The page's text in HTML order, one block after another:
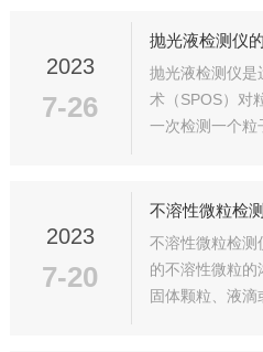
散射光来确定
于...
2023
7-26
抛光液检测仪
抛光液检测仪是
术（SPOS）对
一次检测一个粒
能够在测量粒
2023
7-20
不溶性微粒检
不溶性微粒检测
的不溶性微粒的
固体颗粒、液